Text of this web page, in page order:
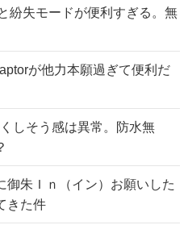
紛失モードが便利すぎる。無
が他力本願過ぎて便利だ
しそう感は異常。防水無
御朱Ｉｎ（イン）お願いした
きた件